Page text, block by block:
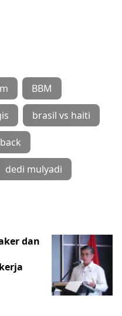
BBM
brasil vs haiti
dedi mulyadi
dan